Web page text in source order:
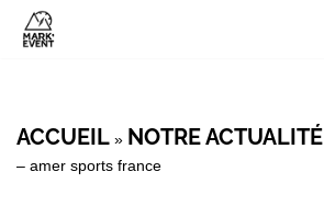
ACCUEIL » NOTRE ACTUALITÉ
– amer sports france